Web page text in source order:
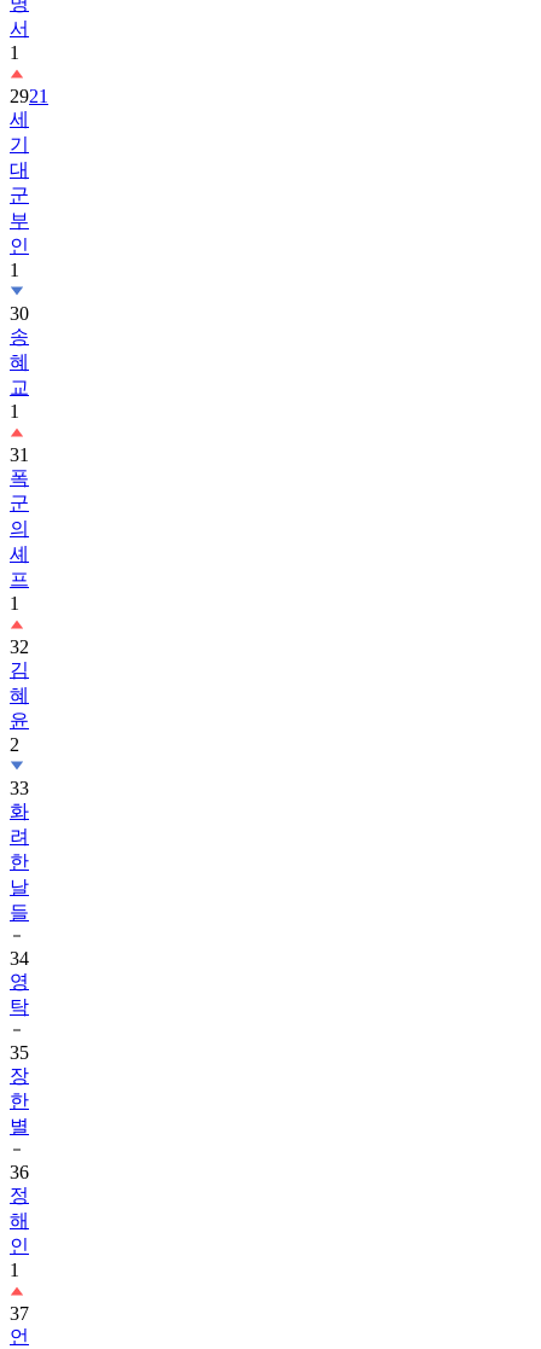
서
1
2921
세
기
대
군
부
인
1
30
송
혜
교
1
31
폭
군
의
셰
프
1
32
김
혜
윤
2
33
화
려
한
날
들
34
영
탁
35
장
한
별
36
정
해
인
1
37
언